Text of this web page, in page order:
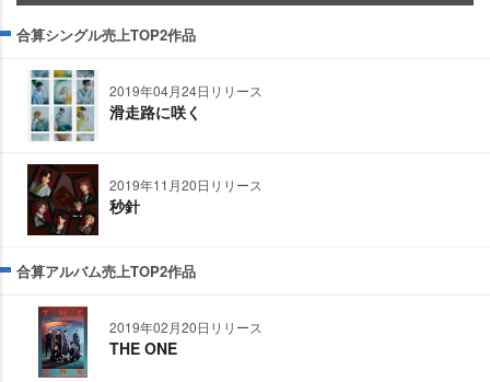
合算シングル売上TOP2作品
2019年04月24日リリース
滑走路に咲く
2019年11月20日リリース
秒針
合算アルバム売上TOP2作品
2019年02月20日リリース
THE ONE